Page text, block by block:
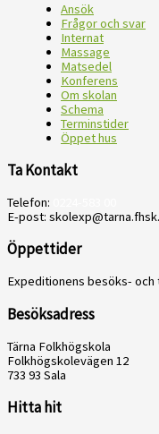
Ansök
Frågor och svar
Internat
Massage
Matsedel
Konferens
Om skolan
Schema
Terminstider
Öppet hus
Ta Kontakt
Telefon:
E-post:
Öppettider
Expeditionens besöks- och
Besöksadress
Tärna Folkhögskola
Folkhögskolevägen 12
733 93 Sala
Hitta hit